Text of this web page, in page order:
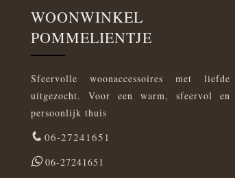
WOONWINKEL
POMMELIENTJE
Sfeervolle woonaccessoires met liefde
uitgezocht. Voor een warm, sfeervol en
persoonlijk thuis
06-27241651
06-27241651